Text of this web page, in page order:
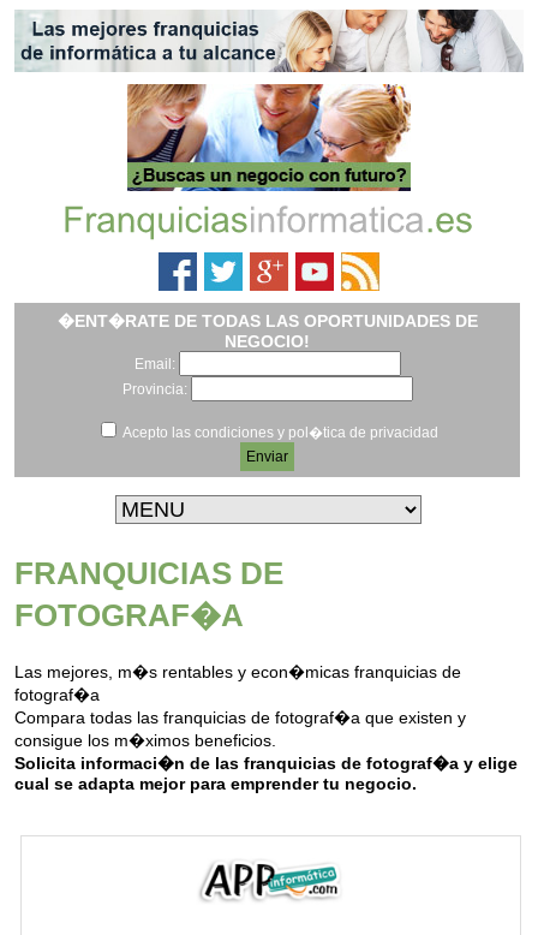
�ENT�RATE DE TODAS LAS OPORTUNIDADES DE
NEGOCIO!
Email:
Provincia:
Acepto las condiciones y pol�tica de privacidad
FRANQUICIAS DE
FOTOGRAF�A
Las mejores, m�s rentables y econ�micas franquicias de
fotograf�a
Compara todas las franquicias de fotograf�a que existen y
consigue los m�ximos beneficios.
Solicita informaci�n de las franquicias de fotograf�a y elige
cual se adapta mejor para emprender tu negocio.